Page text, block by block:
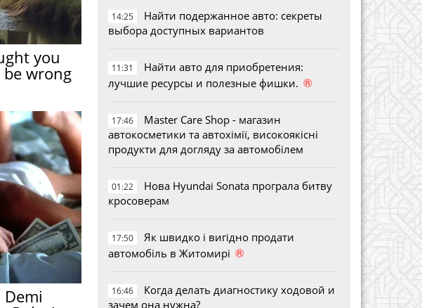
you
wrong
14:25
Найти подержанное авто: секреты
выбора доступных вариантов
11:31
Найти авто для приобретения:
лучшие ресурсы и полезные фишки. ®
17:46
Master Care Shop - магазин
автокосметики та автохімії, високоякісні
продукти для догляду за автомобілем
01:22
Нова Hyundai Sonata програла битву
кросоверам
17:50
Як швидко і вигідно продати
автомобіль в Житомирі ®
16:46
Когда делать диагностику ходовой и
зачем она нужна?